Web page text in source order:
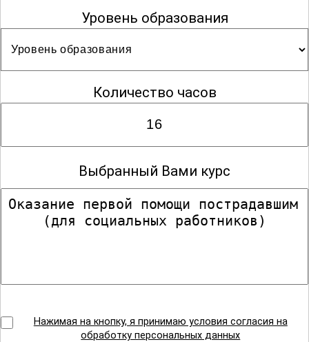
Уровень образования
Количество часов
Выбранный Вами курс
Нажимая на кнопку, я принимаю условия согласия на
обработку персональных данных